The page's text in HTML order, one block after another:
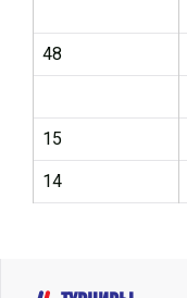
48
15
14